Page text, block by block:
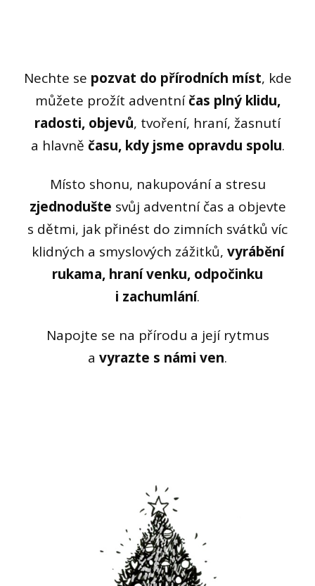
Nechte se pozvat do přírodních míst, kde
můžete prožít adventníčas plný klidu,
radosti, objevů, tvoření, hraní, žasnutí
a hlavně času, kdy jsme opravdu spolu.
Místo shonu, nakupování a stresu
zjednodušte svůj adventní čas a objevte
s dětmi, jak přinést do zimních svátků víc
klidných a smyslových zážitků, vyrábění
rukama, hraní venku, odpočinku
i zachumlání.
Napojte se na přírodu a její rytmus
a vyrazte s námi ven.